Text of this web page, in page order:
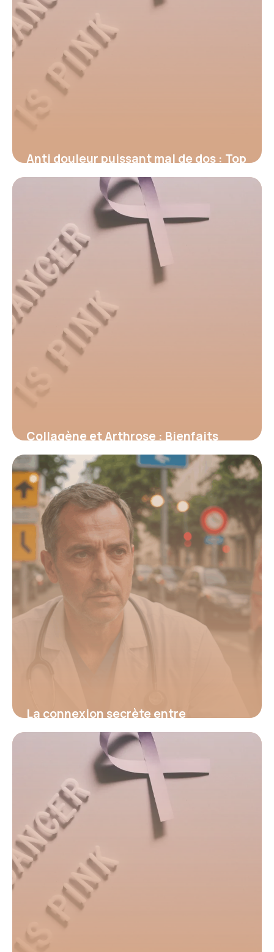
Anti douleur puissant mal de dos : Top
2026
Collagène et Arthrose : Bienfaits
Prouvés 2026
16 juin 2026
La connexion secrète entre
hypertension et fatigue : découvrez
le signal d’alerte invisible qui menace
votre santé et comment l’identifier
avant qu’il ne soit trop tard
16 juin 2026